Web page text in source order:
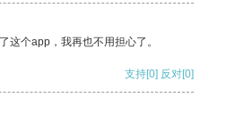
个app，我再也不用担心了。
支持[0] 反对[0]